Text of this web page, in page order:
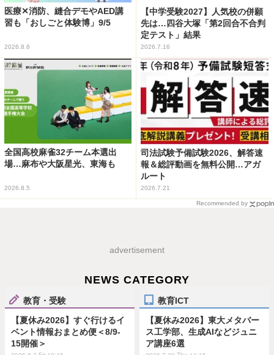
医療✕消防、縫合デモやAED講
習も「おしごと体験博」9/5
2026.8.6
【中学受験2027】人気校の併願
先は…四谷大塚「第2回合不合判
定テスト」結果
2026.7.16
全国高校麻雀32チーム本選出
場…麻布や大阪星光、東海も
2026.8.5
司法試験予備試験2026、解答速
報＆総評動画を無料公開…アガ
ルート
2026.7.21
Recommended by
advertisement
NEWS CATEGORY
教育・受験
【夏休み2026】すぐ行けるイ
ベント情報おまとめ便＜8/9-
15開催＞
教育ICT
【夏休み2026】東大メタバー
ス工学部、生成AIなどジュニ
ア講座6選